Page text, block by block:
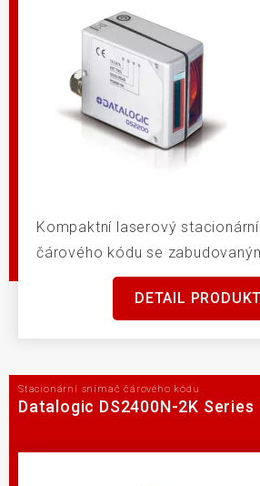
Kompaktní laserový
čárového kódu se
DETAIL
Stacionární snímač čárového kódu
Datalogic DS2400N-2K Series